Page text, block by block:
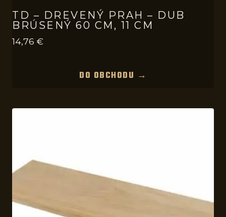
TD – DREVENÝ PRAH – DUB
BRÚSENÝ 60 CM, 11 CM
14,76 €
DO OBCHODU →